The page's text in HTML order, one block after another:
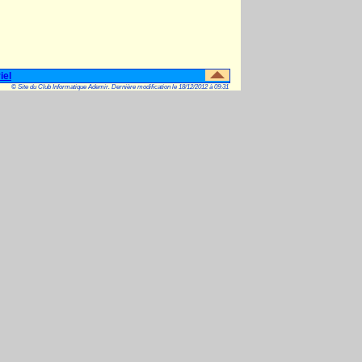
© Site du Club Informatique Ademir. Dernière modification le 18/12/2012 à 09:31